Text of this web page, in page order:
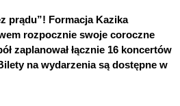
prądu”! Formacja Kazika
rozpocznie swoje coroczne
zaplanował łącznie 16 koncertów
na wydarzenia są dostępne w